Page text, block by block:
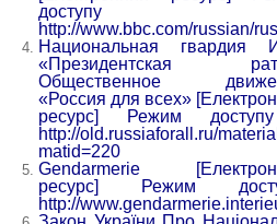
доступу
http://www.bbc.com/russian/
Национальная гвардия
«Президентская
Общественное
«Россия для всех»
ресурс] Режим
http://old.russiaforall.ru/
matid=220
Gendarmerie
ресурс] Режим
http://